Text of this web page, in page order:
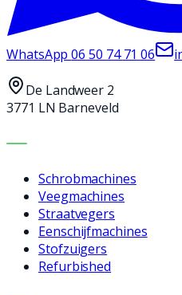
WhatsApp06 50 74 71 06
De Landweer 2
3771 LN Barneveld
MACHINES
Schrobmachines
Veegmachines
Straatvegers
Eenschijfmachines
Stofzuigers
Refurbished